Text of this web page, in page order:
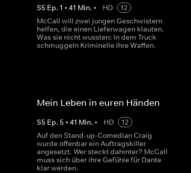
S5 Ep. 1 • 41 Min. • HD
12
McCall will zwei jungen Geschwistern
helfen, die einen Lieferwagen klauten.
Was sie nicht wussten: In dem Truck
schmuggeln Kriminelle ihre Waffen.
Mein Leben in euren Händen
S5 Ep. 5 • 41 Min. • HD
12
Auf den Stand-up-Comedian Craig
wurde offenbar ein Auftragskiller
angesetzt. Wer steckt dahinter? McCall
muss sich über ihre Gefühle für Dante
klar werden.